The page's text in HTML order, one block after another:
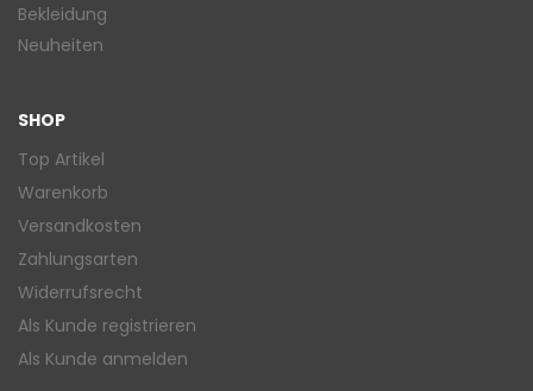
Bekleidung
Neuheiten
SHOP
Top Artikel
Warenkorb
Versandkosten
Zahlungsarten
Widerrufsrecht
Als Kunde registrieren
Als Kunde anmelden